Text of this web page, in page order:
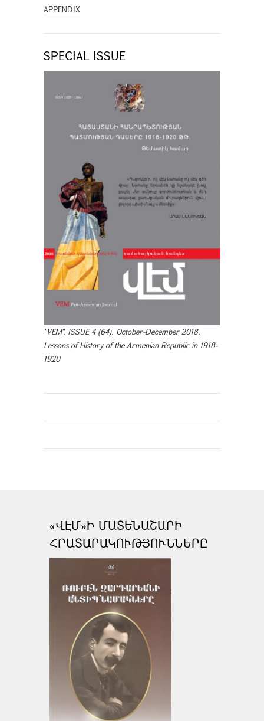
APPENDIX
SPECIAL ISSUE
"VEM". ISSUE 4 (64). October-December 2018.
Lessons of History of the Armenian Republic in 1918-
1920
«ՎԷՄ»Ի ՄԱՏԵՆԱՇԱՐԻ
ՀՐԱՏԱՐԱԿՈՒԹՅՈՒՆՆԵՐԸ